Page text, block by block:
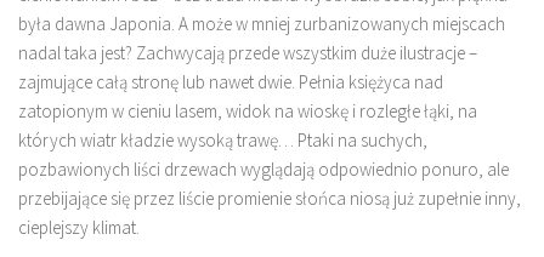
była dawna Japonia. A może w mniej zurbanizowanych miejscach
nadal taka jest? Zachwycają przede wszystkim duże ilustracje –
zajmujące całą stronę lub nawet dwie. Pełnia księżyca nad
zatopionym w cieniu lasem, widok na wioskę i rozległe łąki, na
których wiatr kładzie wysoką trawę… Ptaki na suchych,
pozbawionych liści drzewach wyglądają odpowiednio ponuro, ale
przebijające się przez liście promienie słońca niosą już zupełnie inny,
cieplejszy klimat.